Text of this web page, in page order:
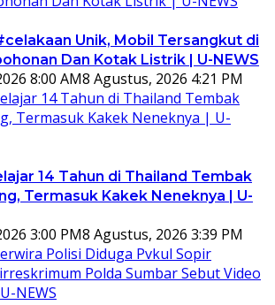
Unik, Mobil Tersangkut di
Dan Kotak Listrik | U-NEWS
8:00 AM8 Agustus, 2026 4:21 PM
14 Tahun di Thailand Tembak
Termasuk Kakek Neneknya | U-
3:00 PM8 Agustus, 2026 3:39 PM